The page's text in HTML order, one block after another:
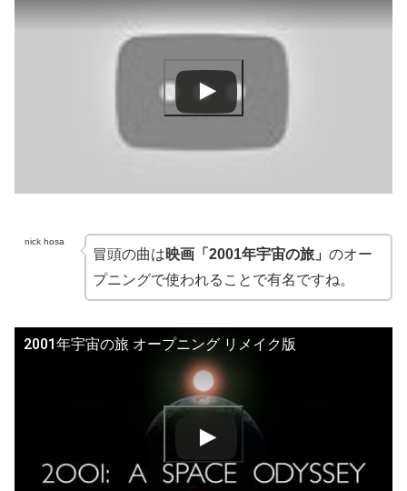
nick hosa
冒頭の曲は映画「2001年宇宙の旅」 のオー
プニングで使われることで有名ですね。
2001年宇宙の旅 オープニング リメイク版